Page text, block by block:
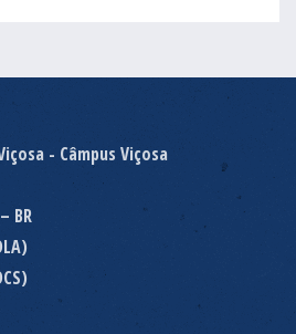
- Câmpus Viçosa
BR